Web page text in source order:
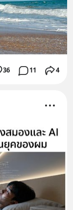
36 11 4